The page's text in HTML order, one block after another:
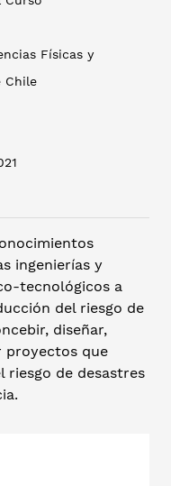
Físicas y
Chile
ingenierías y
tecnológicos a
del riesgo de
diseñar,
proyectos que
riesgo de desastres